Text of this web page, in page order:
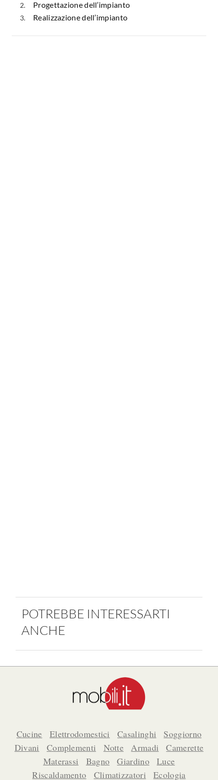
Progettazione dell’impianto
Realizzazione dell’impianto
POTREBBE INTERESSARTI
ANCHE
Cucine Elettrodomestici Casalinghi
Soggiorno
Divani
Complementi Notte Armadi
Camerette
Materassi
Bagno Giardino
Luce
Riscaldamento
Climatizzatori Ecologia